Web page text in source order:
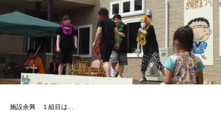
施設余興 １組目は…